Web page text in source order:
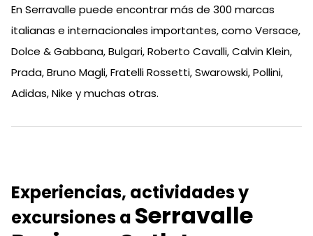
En Serravalle puede encontrar más de 300 marcas
italianas e internacionales importantes, como Versace,
Dolce & Gabbana, Bulgari, Roberto Cavalli, Calvin Klein,
Prada, Bruno Magli, Fratelli Rossetti, Swarowski, Pollini,
Adidas, Nike y muchas otras.
Experiencias, actividades y
excursiones a Serravalle